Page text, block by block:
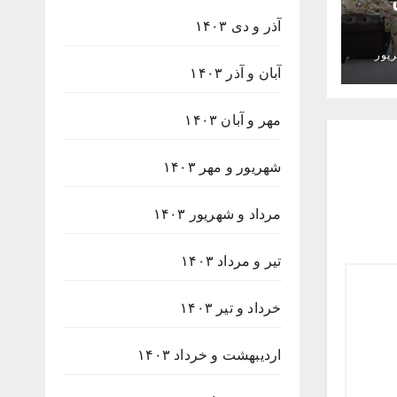
آذر و دی ۱۴۰۳
آبان و آذر ۱۴۰۳
مهر و آبان ۱۴۰۳
شهریور و مهر ۱۴۰۳
مرداد و شهریور ۱۴۰۳
تیر و مرداد ۱۴۰۳
خرداد و تیر ۱۴۰۳
اردیبهشت و خرداد ۱۴۰۳